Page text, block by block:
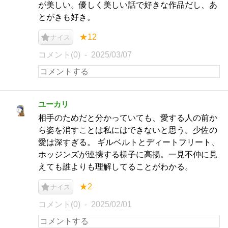
が美しい。優しく美しい話で好きな作品だし、あ
とがきも好き。
ナイス ★12
コメント(0) 2025/03/07
ユーカリ
相手のためだと分かっていても、愛する人の前か
ら姿を消すことは私にはできないと思う。少佐の
愛は深すぎる。 ギルベルトとディートフリート、
ホッジンズが連携する様子に高揚。一見不仲に見
えても誰よりも理解してることがわかる。
ナイス ★2
コメント(0) 2025/02/01